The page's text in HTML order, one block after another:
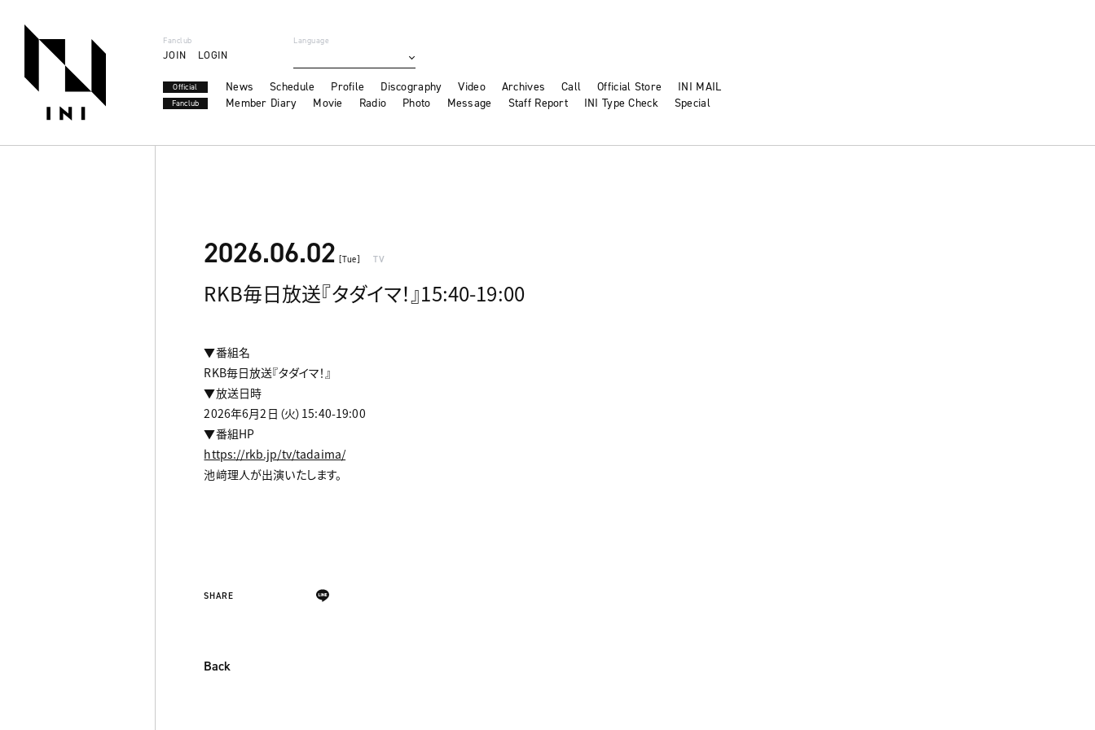
Fanclub
JOIN LOGIN
Language
Official News Schedule Profile Discography Video Archives Call Official Store INI MAIL
Fanclub Member Diary Movie Radio Photo Message Staff Report INI Type Check Special
2026.06.02 [Tue] TV
RKB毎日放送『タダイマ！』15:40-19:00
▼番組名
RKB毎日放送『タダイマ！』
▼放送日時
2026年6月2日（火）15:40-19:00
▼番組HP
https://rkb.jp/tv/tadaima/
池﨑理人が出演いたします。
SHARE
Back